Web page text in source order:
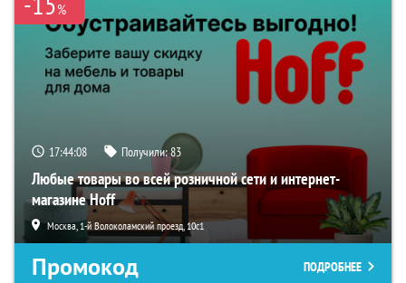
%
17:44:07 Получили:83
Любые товары во всей розничной сети и интернет-
магазине Hoff
Москва, 1-й Волоколамский проезд, 10с1
Промокод ПОДРОБНЕЕ